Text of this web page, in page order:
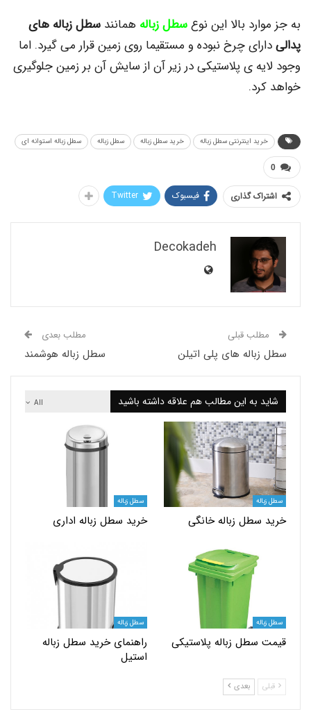
بالا این نوعسطل زبالههمانندسطل زباله های
چرخ نبوده و مستقیما روی زمین قرار می گیرد. اما
ی پلاستیکی در زیر آن از سایش آن بر زمین جلوگیری
اینترنتی سطل زباله خرید سطل زباله سطل زباله سطل زباله استوانه ای
گذاری فیسبوک Twitter
Decokadeh
قبلی
های پلی اتیلن
مطلب بعدی
سطل زباله هوشمند
به این مطالب هم علاقه داشته باشید
زباله خانگی
سطل زباله
خرید سطل زباله اداری
زباله پلاستیکی
راهنمای خرید سطل زباله
بعدی